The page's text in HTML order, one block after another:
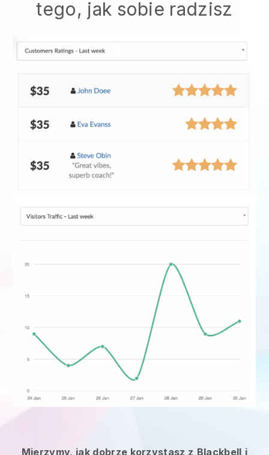
tego, jak sobie radzisz
Mierzymy, jak dobrze korzystasz z Blackbell i